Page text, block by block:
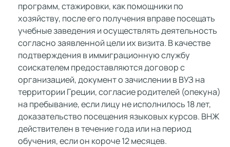
программ, стажировки, как помощники по
хозяйству, после его получения вправе посещать
учебные заведения и осуществлять деятельность
согласно заявленной цели их визита. В качестве
подтверждения в иммиграционную службу
соискателем предоставляются договор с
организацией, документ о зачислении в ВУЗ на
территории Греции, согласие родителей (опекуна)
на пребывание, если лицу не исполнилось 18 лет,
доказательство посещения языковых курсов. ВНЖ
действителен в течение года или на период
обучения, если он короче 12 месяцев.